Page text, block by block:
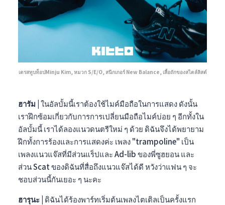
เดรสทูบท็อปMinju Kim, หมวก S/E/O, สนีกเกอร์ New Balance, เสื้อถักของสไตล์ลิสต์
ฮารัม |ในอัลบั้มนี้เราต้องใช้ไมค์มือถือในการแสดง ดังนั้น
เราฝึกซ้อมเกี่ยวกับการการเปลี่ยนมือถือไมค์บ่อย ๆ อีกทั้งใน
อัลบั้มนี้ เราได้ลองแนวดนตรีใหม่ ๆ ด้วย ดิฉันจึงได้พยายาม
ฝึกทั้งการร้องและการแสดงค่ะ เพลง "trampoline" เป็น
เพลงแนวแจ๊สที่มีส่วนแร็ปและ Ad-lib ของพี่ซูฮยอน และ
ส่วน Scat ของดิฉันที่สื่อถึงแนวแจ๊สได้ดี หวังว่าแฟน ๆ จะ
ชอบส่วนนี้กันเยอะ ๆ นะคะ
ฮารุนะ | ดิฉันได้ร้องพาร์ทเริ่มต้นเพลงไตเติลเป็นครั้งแรก